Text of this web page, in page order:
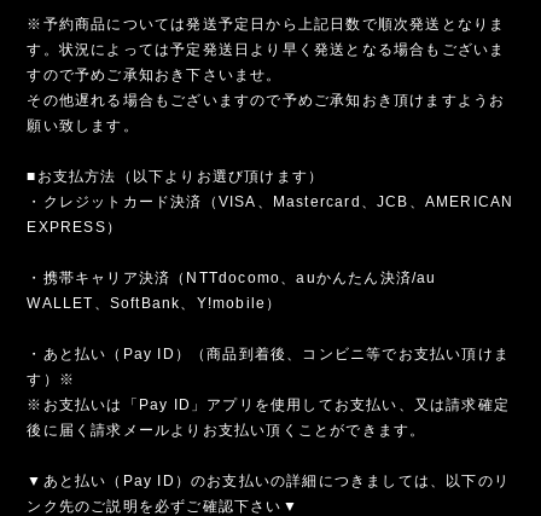
※予約商品については発送予定日から上記日数で順次発送となりま
す。状況によっては予定発送日より早く発送となる場合もございま
すので予めご承知おき下さいませ。
その他遅れる場合もございますので予めご承知おき頂けますようお
願い致します。
■お支払方法（以下よりお選び頂けます）
・クレジットカード決済（VISA、Mastercard、JCB、AMERICAN
EXPRESS）
・携帯キャリア決済（NTTdocomo、auかんたん決済/au
WALLET、SoftBank、Y!mobile）
・あと払い（Pay ID）（商品到着後、コンビニ等でお支払い頂けま
す）※
※お支払いは「Pay ID」アプリを使用してお支払い、又は請求確定
後に届く請求メールよりお支払い頂くことができます。
▼あと払い（Pay ID）のお支払いの詳細につきましては、以下のリ
ンク先のご説明を必ずご確認下さい▼